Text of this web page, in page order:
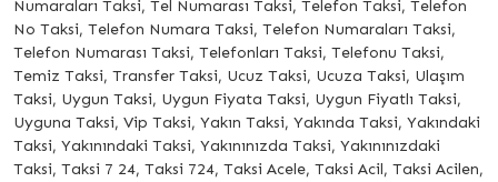
Numaraları Taksi, Tel Numarası Taksi, Telefon Taksi, Telefon
No Taksi, Telefon Numara Taksi, Telefon Numaraları Taksi,
Telefon Numarası Taksi, Telefonları Taksi, Telefonu Taksi,
Temiz Taksi, Transfer Taksi, Ucuz Taksi, Ucuza Taksi, Ulaşım
Taksi, Uygun Taksi, Uygun Fiyata Taksi, Uygun Fiyatlı Taksi,
Uyguna Taksi, Vip Taksi, Yakın Taksi, Yakında Taksi, Yakındaki
Taksi, Yakınındaki Taksi, Yakınınızda Taksi, Yakınınızdaki
Taksi, Taksi 7 24, Taksi 724, Taksi Acele, Taksi Acil, Taksi Acilen,